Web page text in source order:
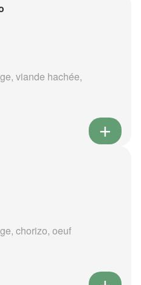
viande hachée,
chorizo, oeuf